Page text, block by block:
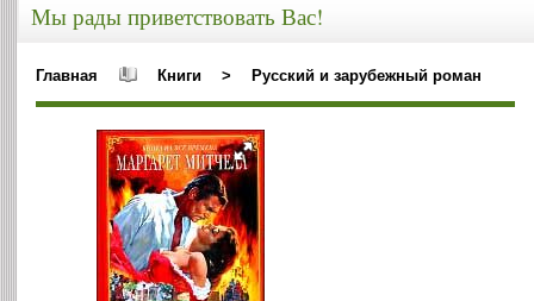
Мы рады приветствовать Вас!
Главная Книги > Русский и зарубежный роман